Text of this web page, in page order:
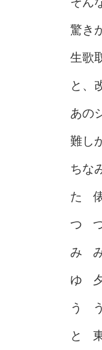
驚き
生歌
と、
あの
難し
ちな
た
つ
み
ゆ
う
と